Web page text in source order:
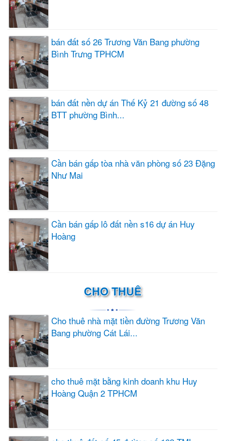
bán đất số 26 Trương Văn Bang phường
Bình Trưng TPHCM
bán đất nền dự án Thế Kỷ 21 đường số 48
BTT phường Bình...
Cần bán gấp tòa nhà văn phòng số 23 Đặng
Như Mai
Cần bán gấp lô đất nền s16 dự án Huy
Hoàng
CHO THUÊ
Cho thuê nhà mặt tiền đường Trương Văn
Bang phường Cát Lái...
cho thuê mặt bằng kinh doanh khu Huy
Hoàng Quận 2 TPHCM